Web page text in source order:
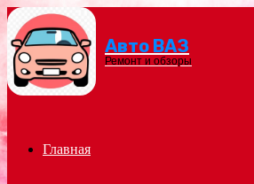
Menu Авто ВАЗ
Ремонт и обзоры
Главная